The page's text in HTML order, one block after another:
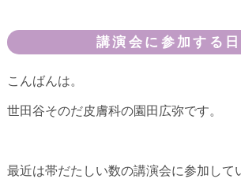
講演会に参加する日
こんばんは。
世田谷そのだ皮膚科の園田広弥です。
最近は帯だたしい数の講演会に参加して